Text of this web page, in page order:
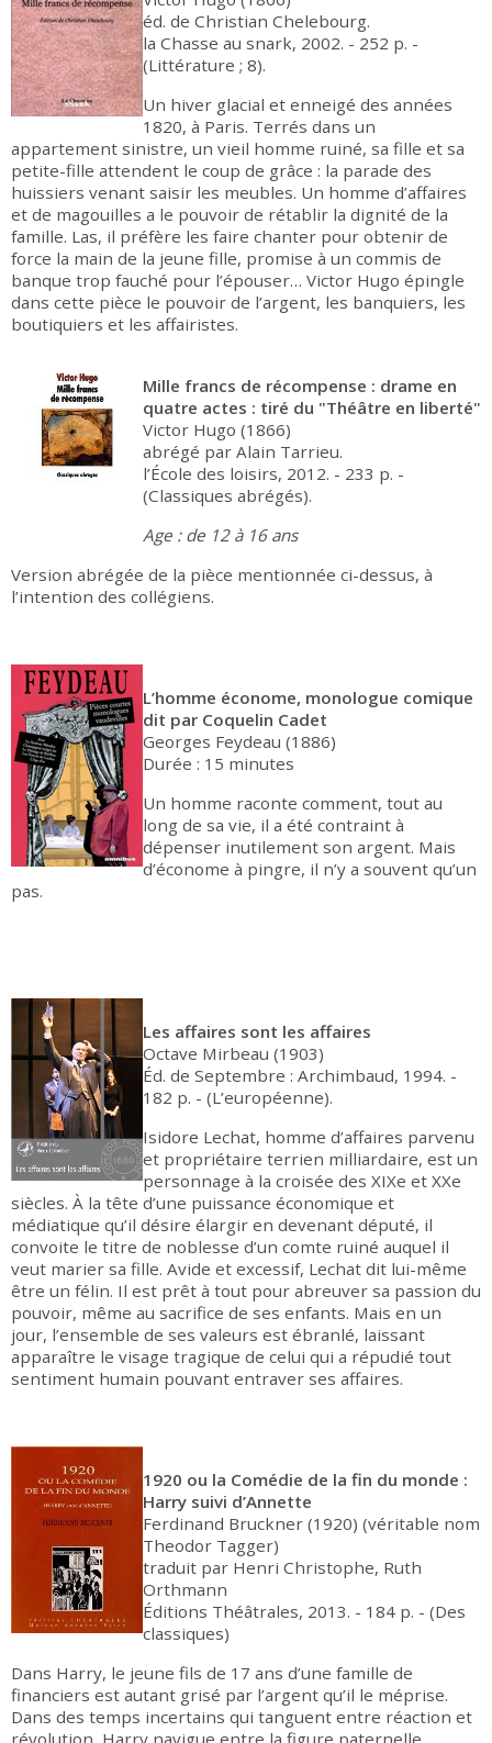
éd. de Christian Chelebourg.
la Chasse au snark, 2002. - 252 p. -
(Littérature ; 8).
Un hiver glacial et enneigé des années
1820, à Paris. Terrés dans un
appartement sinistre, un vieil homme ruiné, sa fille et sa
petite-fille attendent le coup de grâce : la parade des
huissiers venant saisir les meubles. Un homme d’affaires
et de magouilles a le pouvoir de rétablir la dignité de la
famille. Las, il préfère les faire chanter pour obtenir de
force la main de la jeune fille, promise à un commis de
banque trop fauché pour l’épouser… Victor Hugo épingle
dans cette pièce le pouvoir de l’argent, les banquiers, les
boutiquiers et les affairistes.
Mille francs de récompense : drame en
quatre actes : tiré du "Théâtre en liberté"
Victor Hugo (1866)
abrégé par Alain Tarrieu.
l’École des loisirs, 2012. - 233 p. -
(Classiques abrégés).
Age : de 12 à 16 ans
Version abrégée de la pièce mentionnée ci-dessus, à
l’intention des collégiens.
L’homme économe, monologue comique
dit par Coquelin Cadet
Georges Feydeau (1886)
Durée : 15 minutes
Un homme raconte comment, tout au
long de sa vie, il a été contraint à
dépenser inutilement son argent. Mais
d’économe à pingre, il n’y a souvent qu’un
pas.
Les affaires sont les affaires
Octave Mirbeau (1903)
Éd. de Septembre : Archimbaud, 1994. -
182 p. - (L’européenne).
Isidore Lechat, homme d’affaires parvenu
et propriétaire terrien milliardaire, est un
personnage à la croisée des XIXe et XXe
siècles. À la tête d’une puissance économique et
médiatique qu’il désire élargir en devenant député, il
convoite le titre de noblesse d’un comte ruiné auquel il
veut marier sa fille. Avide et excessif, Lechat dit lui-même
être un félin. Il est prêt à tout pour abreuver sa passion du
pouvoir, même au sacrifice de ses enfants. Mais en un
jour, l’ensemble de ses valeurs est ébranlé, laissant
apparaître le visage tragique de celui qui a répudié tout
sentiment humain pouvant entraver ses affaires.
1920 ou la Comédie de la fin du monde :
Harry suivi d’Annette
Ferdinand Bruckner (1920) (véritable nom
Theodor Tagger)
traduit par Henri Christophe, Ruth
Orthmann
Éditions Théâtrales, 2013. - 184 p. - (Des
classiques)
Dans Harry, le jeune fils de 17 ans d’une famille de
financiers est autant grisé par l’argent qu’il le méprise.
Dans des temps incertains qui tanguent entre réaction et